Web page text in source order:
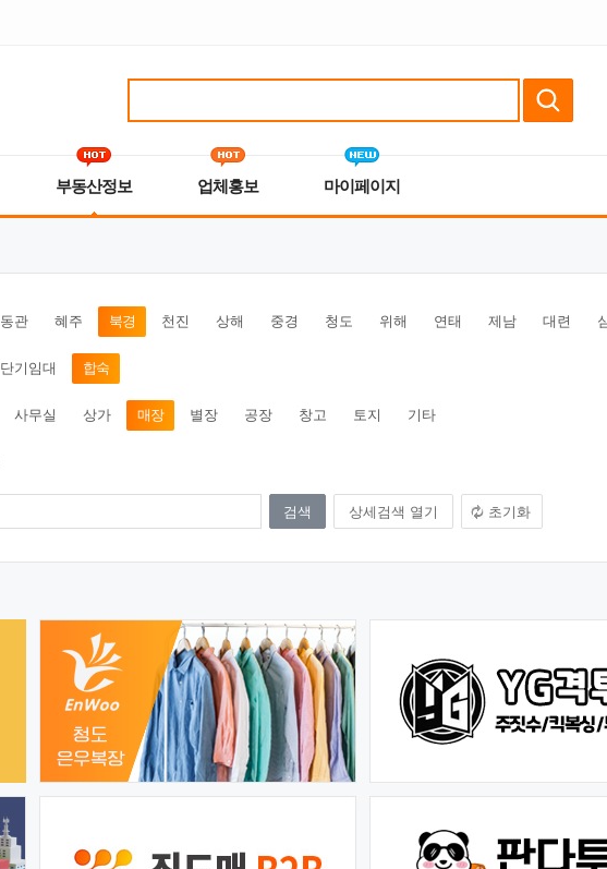
부동산정보 업체홍보 마이페이지
동관 혜주 북경 천진 상해 중경 청도 위해 연태 제남 대련
단기임대 합숙
사무실 상가 매장 별장 공장 창고 토지 기타
상세검색 열기 초기화